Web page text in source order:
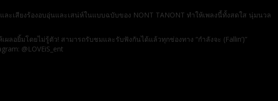
ะเสียงร้องอบอุ่นและเสน่ห์ในแบบฉบับของ NONT TANONT ทำให้เพลงนี้ทั้งสดใส นุ่มนวล
อยิ้มโดยไม่รู้ตัว! สามารถรับชมและรับฟังกันได้แล้วทุกช่องทาง “กำลังจะ (Fallin’)”
@LOVEiS_ent